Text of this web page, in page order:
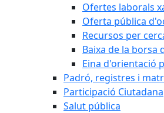
Ofertes laborals
Oferta pública
Recursos per
Baixa de la borsa
Eina d'orientació
Padró, registres i
Participació Ciutadana
Salut pública